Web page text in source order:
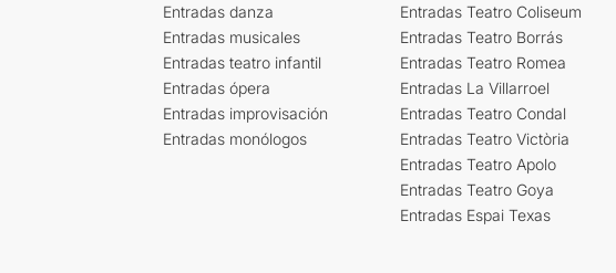
Entradas danza
Entradas musicales
Entradas teatro infantil
Entradas ópera
Entradas improvisación
Entradas monólogos
Entradas Teatro Coliseum
Entradas Teatro Borrás
Entradas Teatro Romea
Entradas La Villarroel
Entradas Teatro Condal
Entradas Teatro Victòria
Entradas Teatro Apolo
Entradas Teatro Goya
Entradas Espai Texas